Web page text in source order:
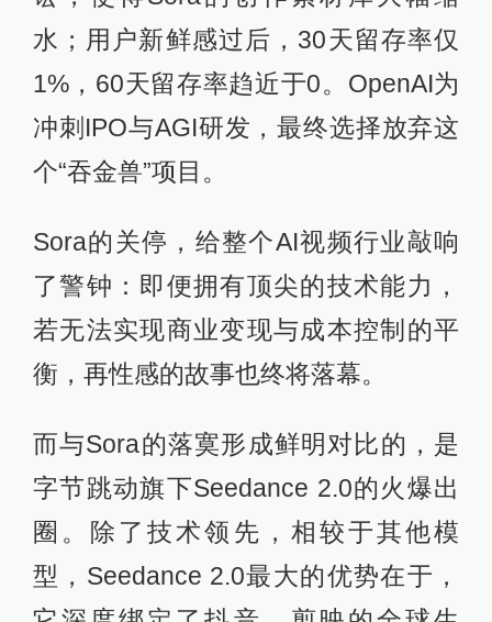
水；用户新鲜感过后，30天留存率仅
1%，60天留存率趋近于0。OpenAI为
冲刺IPO与AGI研发，最终选择放弃这
个“吞金兽”项目。
Sora的关停，给整个AI视频行业敲响
了警钟：即便拥有顶尖的技术能力，
若无法实现商业变现与成本控制的平
衡，再性感的故事也终将落幕。
而与Sora的落寞形成鲜明对比的，是
字节跳动旗下Seedance 2.0的火爆出
圈。除了技术领先，相较于其他模
型，Seedance 2.0最大的优势在于，